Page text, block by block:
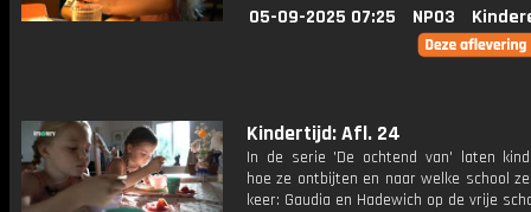
05-09-2025 07:25 NPO3
Kindertijd: Afl. 24
In de serie 'De ochtend van' laten
hoe ze ontbijten en naar welke school
keer: Gaudia en Hadewich op de vrije